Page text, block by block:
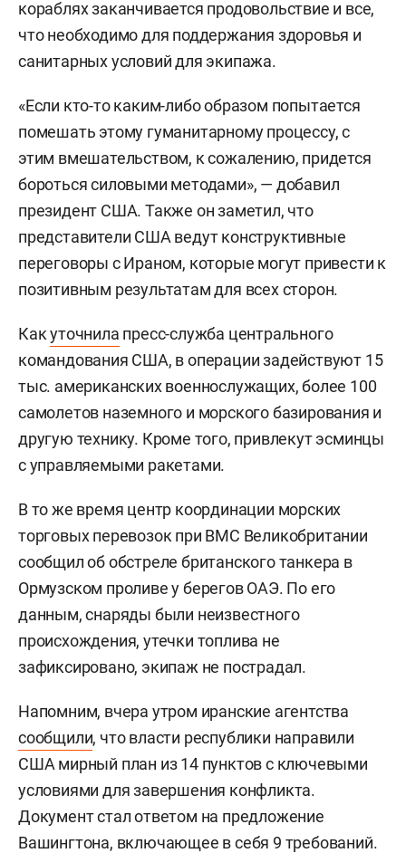
кораблях заканчивается продовольствие и все,
что необходимо для поддержания здоровья и
санитарных условий для экипажа.
«Если кто-то каким-либо образом попытается
помешать этому гуманитарному процессу, с
этим вмешательством, к сожалению, придется
бороться силовыми методами», — добавил
президент США. Также он заметил, что
представители США ведут конструктивные
переговоры с Ираном, которые могут привести к
позитивным результатам для всех сторон.
Какуточнила пресс-служба центрального
командования США, в операции задействуют 15
тыс. американских военнослужащих, более 100
самолетов наземного и морского базирования и
другую технику. Кроме того, привлекут эсминцы
с управляемыми ракетами.
В то же время центр координации морских
торговых перевозок при ВМС Великобритании
сообщил об обстреле британского танкера в
Ормузском проливе у берегов ОАЭ. По его
данным, снаряды были неизвестного
происхождения, утечки топлива не
зафиксировано, экипаж не пострадал.
Напомним, вчера утром иранские агентства
сообщили, что власти республики направили
США мирный план из 14 пунктов с ключевыми
условиями для завершения конфликта.
Документ стал ответом на предложение
Вашингтона, включающее в себя 9 требований.